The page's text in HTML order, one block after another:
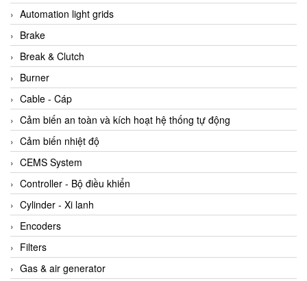
Automation light grids
Brake
Break & Clutch
Burner
Cable - Cáp
Cảm biến an toàn và kích hoạt hệ thống tự động
Cảm biến nhiệt độ
CEMS System
Controller - Bộ điều khiển
Cylinder - Xi lanh
Encoders
Filters
Gas & air generator